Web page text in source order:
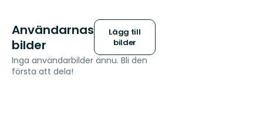
Användarnas
bilder
Lägg till
bilder
Inga användarbilder ännu. Bli den
första att dela!